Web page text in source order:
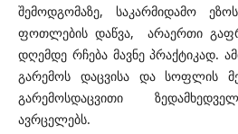
შემოდგომაზე, საკარმიდამო
ფოთლების დაწვა, არაერთი
დღემდე რჩება მავნე პრაქტიკად.
გარემოს დაცვისა და სოფლის
გარემოსდაცვითი
ავრცელებს.